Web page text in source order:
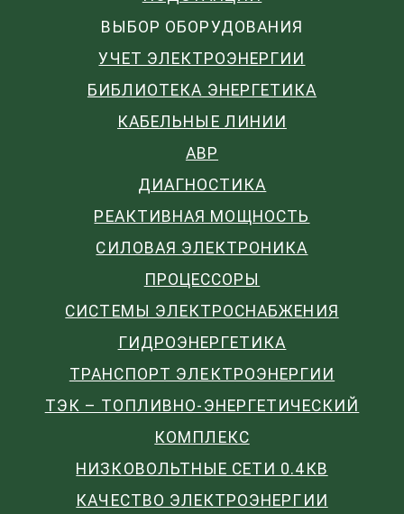
ВЫБОР ОБОРУДОВАНИЯ
УЧЕТ ЭЛЕКТРОЭНЕРГИИ
БИБЛИОТЕКА ЭНЕРГЕТИКА
КАБЕЛЬНЫЕ ЛИНИИ
АВР
ДИАГНОСТИКА
РЕАКТИВНАЯ МОЩНОСТЬ
СИЛОВАЯ ЭЛЕКТРОНИКА
ПРОЦЕССОРЫ
СИСТЕМЫ ЭЛЕКТРОСНАБЖЕНИЯ
ГИДРОЭНЕРГЕТИКА
ТРАНСПОРТ ЭЛЕКТРОЭНЕРГИИ
ТЭК – ТОПЛИВНО-ЭНЕРГЕТИЧЕСКИЙ
КОМПЛЕКС
НИЗКОВОЛЬТНЫЕ СЕТИ 0.4КВ
КАЧЕСТВО ЭЛЕКТРОЭНЕРГИИ